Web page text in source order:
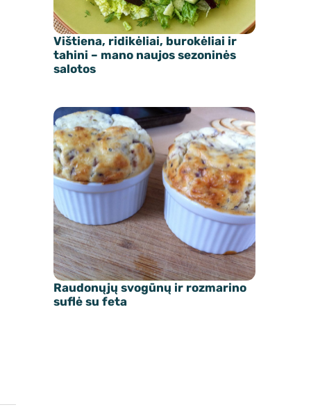
Vištiena, ridikėliai, burokėliai ir
tahini – mano naujos sezoninės
salotos
Raudonųjų svogūnų ir rozmarino
suflė su feta